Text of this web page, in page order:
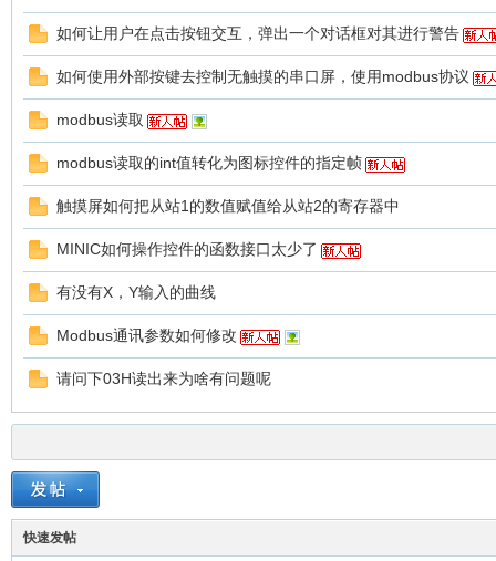
如何让用户在点击按钮交互，弹出一个对话框对其进行警告
如何使用外部按键去控制无触摸的串口屏，使用modbus协议
modbus读取
modbus读取的int值转化为图标控件的指定帧
触摸屏如何把从站1的数值赋值给从站2的寄存器中
MINIC如何操作控件的函数接口太少了
有没有X，Y输入的曲线
Modbus通讯参数如何修改
请问下03H读出来为啥有问题呢
快速发帖